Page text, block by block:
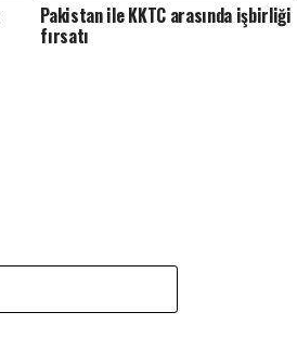
Pakistan ile KKTC arasında işbirliği
fırsatı